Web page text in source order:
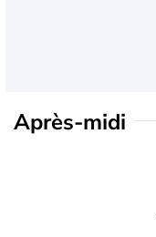
Après-midi